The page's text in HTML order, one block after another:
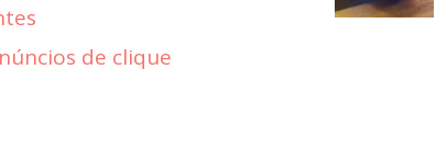
de clique